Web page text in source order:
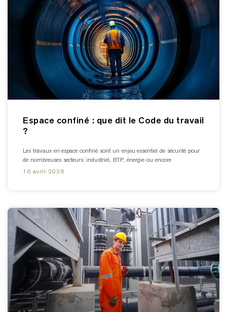
Espace confiné : que dit le Code du travail
?
Les travaux en espace confiné sont un enjeu essentiel de sécurité pour
de nombreuses secteurs: industriel, BTP, énergie ou encore
16 avril 2026